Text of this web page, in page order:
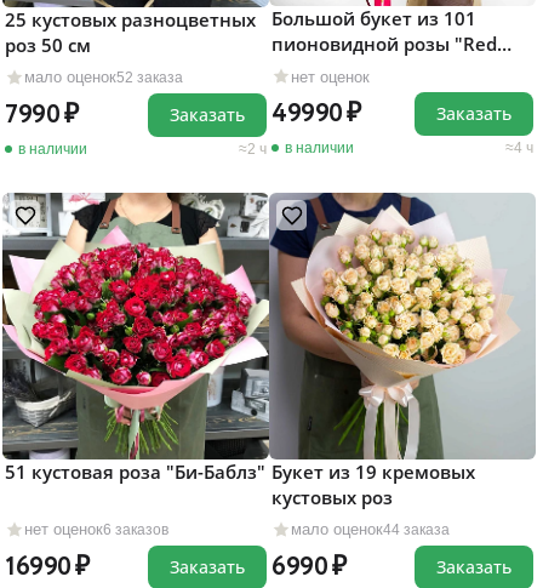
мало оценок52 заказа
25 кустовых разноцветных
роз 50 см
7990
в наличии 2 ч
Заказать
нет оценок
Большой букет из 101
пионовидной розы "Red
Piano"
49990
в наличии 4 ч
Заказать
нет оценок6 заказов
51 кустовая роза "Би-Баблз"
16990 Заказать
мало оценок44 заказа
Букет из 19 кремовых
кустовых роз
6990 Заказать